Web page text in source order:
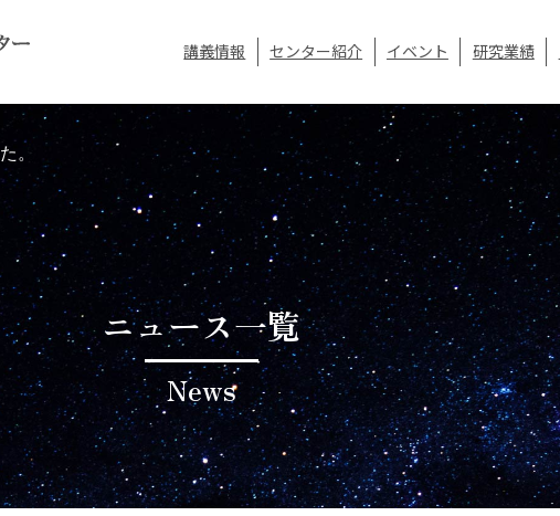
講義情報 センター紹介 イベント 研究業績
。
ニュース一覧
News